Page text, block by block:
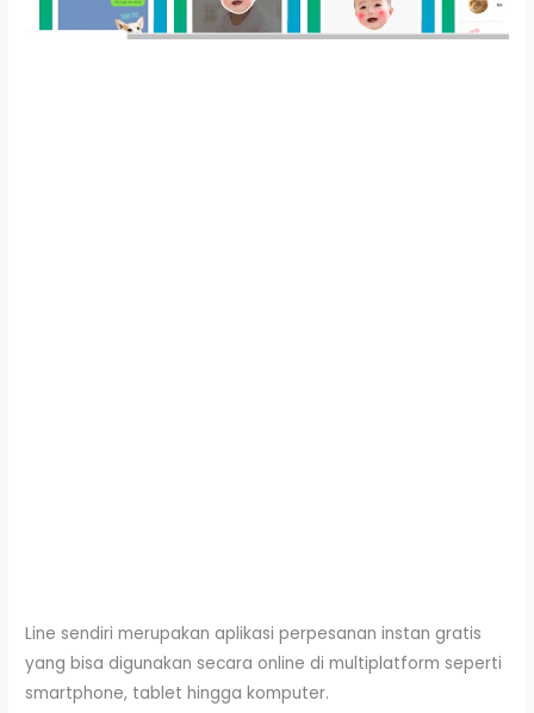
Line sendiri merupakan aplikasi perpesanan instan gratis
yang bisa digunakan secara online di multiplatform seperti
smartphone, tablet hingga komputer.